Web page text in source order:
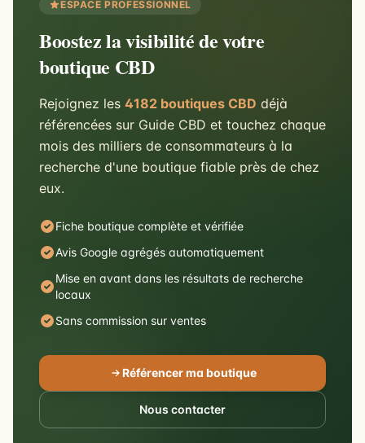
ESPACE PROFESSIONNEL
Boostez la visibilité de votre
boutique CBD
Rejoignez les 4182 boutiques CBD déjà
référencées sur Guide CBD et touchez chaque
mois des milliers de consommateurs à la
recherche d'une boutique fiable près de chez
eux.
Fiche boutique complète et vérifiée
Avis Google agrégés automatiquement
Mise en avant dans les résultats de recherche
locaux
Sans commission sur ventes
Référencer ma boutique
Nous contacter